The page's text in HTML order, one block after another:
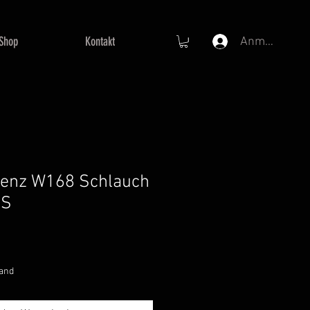
Kontakt Anmelden
W168 Schlauch
Preis